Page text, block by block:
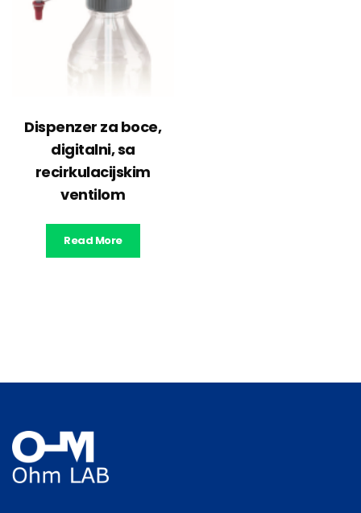
Dispenzer za boce,
digitalni, sa
recirkulacijskim
ventilom
Read More